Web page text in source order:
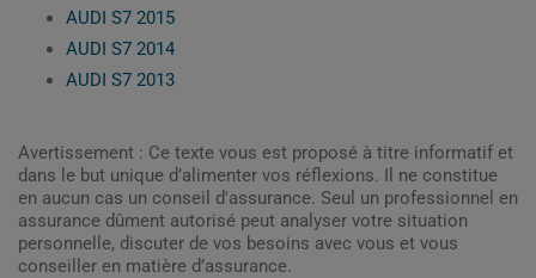
AUDI S7 2015
AUDI S7 2014
AUDI S7 2013
Avertissement : Ce texte vous est proposé à titre informatif et
dans le but unique d’alimenter vos réflexions. Il ne constitue
en aucun cas un conseil d'assurance. Seul un professionnel en
assurance dûment autorisé peut analyser votre situation
personnelle, discuter de vos besoins avec vous et vous
conseiller en matière d’assurance.